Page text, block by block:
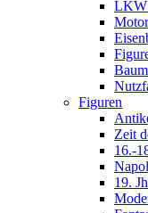
LKW
Figuren
Zeit
16.-
19.